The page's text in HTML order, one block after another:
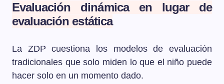
Evaluación dinámica en lugar de
evaluación estática
La ZDP cuestiona los modelos de evaluación
tradicionales que solo miden lo que el niño puede
hacer solo en un momento dado.